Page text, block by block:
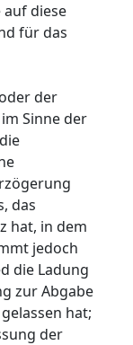
auf diese
für das
der
Sinne der
das
hat, in dem
jedoch
die Ladung
zur Abgabe
hat;
der